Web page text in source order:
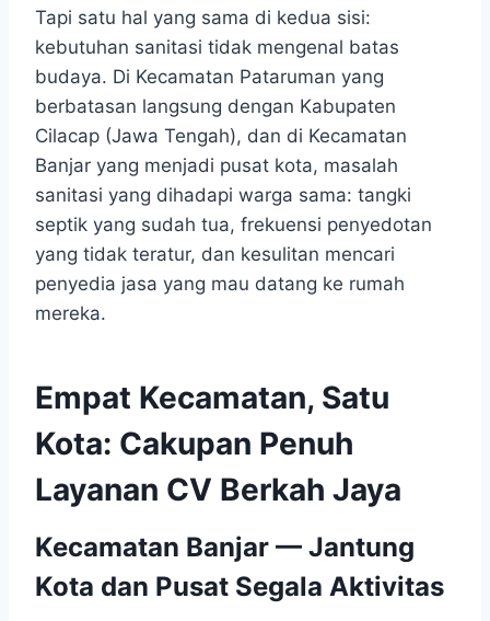
Tapi satu hal yang sama di kedua sisi:
kebutuhan sanitasi tidak mengenal batas
budaya. Di Kecamatan Pataruman yang
berbatasan langsung dengan Kabupaten
Cilacap (Jawa Tengah), dan di Kecamatan
Banjar yang menjadi pusat kota, masalah
sanitasi yang dihadapi warga sama: tangki
septik yang sudah tua, frekuensi penyedotan
yang tidak teratur, dan kesulitan mencari
penyedia jasa yang mau datang ke rumah
mereka.
Empat Kecamatan, Satu
Kota: Cakupan Penuh
Layanan CV Berkah Jaya
Kecamatan Banjar — Jantung
Kota dan Pusat Segala Aktivitas